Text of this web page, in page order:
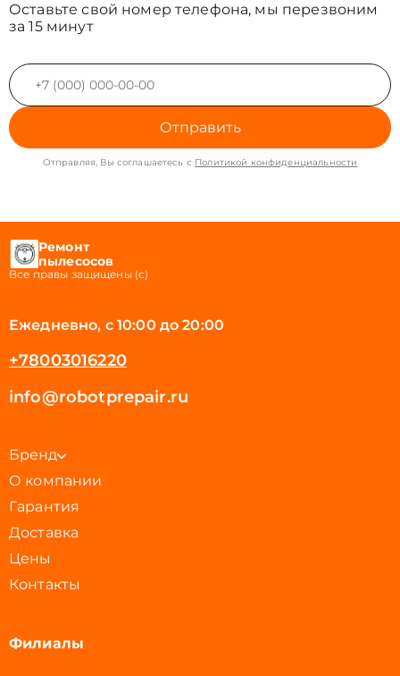
Оставьте свой номер телефона, мы перезвоним
за 15 минут
Отправить
Отправляя, Вы соглашаетесь с Политикой конфиденциальности
Ремонт
пылесосов
Все правы защищены (с)
Ежедневно, с 10:00 до 20:00
+78003016220
info@robotprepair.ru
Бренд
О компании
Гарантия
Доставка
Цены
Контакты
Филиалы